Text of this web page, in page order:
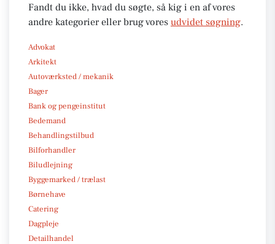
Fandt du ikke, hvad du søgte, så kig i en af vores
andre kategorier eller brug vores udvidet søgning.
Advokat
Arkitekt
Autoværksted / mekanik
Bager
Bank og pengeinstitut
Bedemand
Behandlingstilbud
Bilforhandler
Biludlejning
Byggemarked / trælast
Børnehave
Catering
Dagpleje
Detailhandel